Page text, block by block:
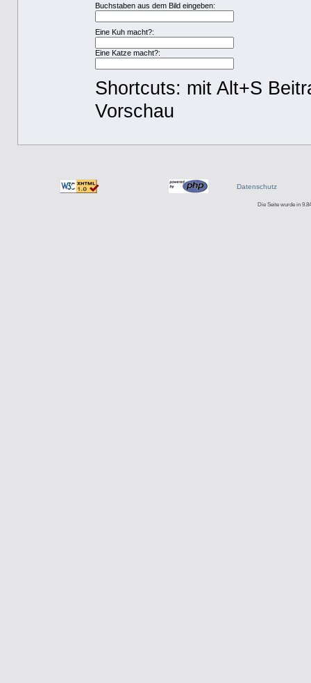
Buchstaben aus dem Bild eingeben:
Eine Kuh macht?:
Eine Katze macht?:
Shortcuts: mit Alt+S
Vorschau
Datenschutz
Die Seite wurde in